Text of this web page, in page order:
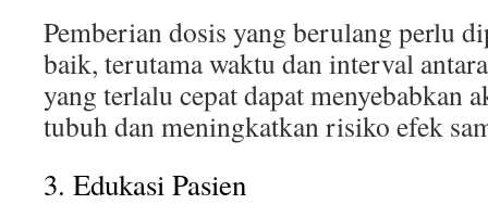
Pemberian dosis yang berulang perlu
baik, terutama waktu dan interval
yang terlalu cepat dapat menyebabkan
tubuh dan meningkatkan risiko efek
3. Edukasi Pasien